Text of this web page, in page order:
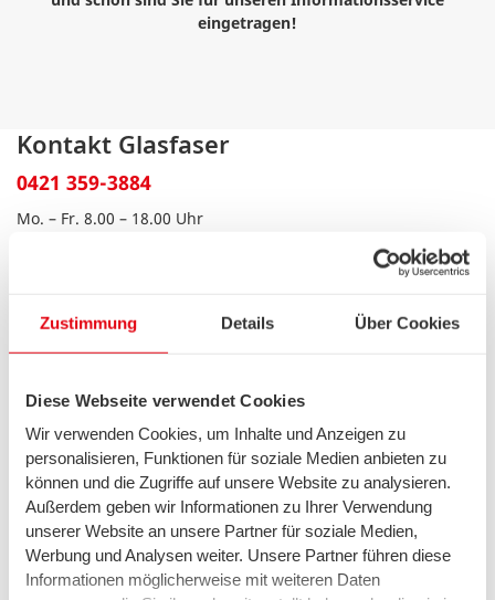
Zustimmung Details Über Cookies
Diese Webseite verwendet Cookies
Wir verwenden Cookies, um Inhalte und Anzeigen zu
personalisieren, Funktionen für soziale Medien anbieten zu
können und die Zugriffe auf unsere Website zu analysieren.
Außerdem geben wir Informationen zu Ihrer Verwendung
unserer Website an unsere Partner für soziale Medien,
Werbung und Analysen weiter. Unsere Partner führen diese
Informationen möglicherweise mit weiteren Daten
eingetragen!
Kontakt Glasfaser
0421 359-3884
Mo. – Fr. 8.00 – 18.00 Uhr
Zertifikate
Wir leben Diversität und heißen alle Menschen willkommen,
unabhängig von Herkunft, Geschlecht, Behinderung und
Identität. Wir sind davon überzeugt, dass uns Vielfalt
bereichert und im gemeinsamen Arbeiten voranbringt.
Deshalb haben wir seit 2017 die "Charta der Vielfalt"